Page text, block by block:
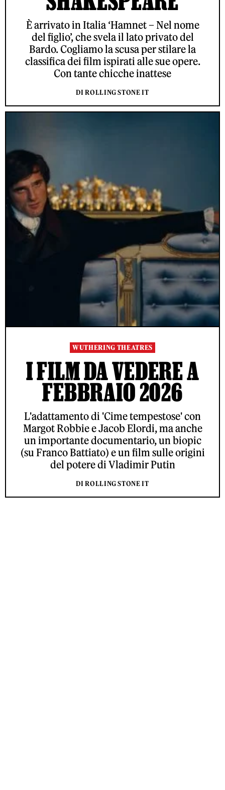
È arrivato in Italia ‘Hamnet – Nel nome
del figlio’, che svela il lato privato del
Bardo. Cogliamo la scusa per stilare la
classifica dei film ispirati alle sue opere.
Con tante chicche inattese
DI ROLLING STONE IT
WUTHERING THEATRES
I FILM DA VEDERE A
FEBBRAIO 2026
L'adattamento di 'Cime tempestose' con
Margot Robbie e Jacob Elordi, ma anche
un importante documentario, un biopic
(su Franco Battiato) e un film sulle origini
del potere di Vladimir Putin
DI ROLLING STONE IT